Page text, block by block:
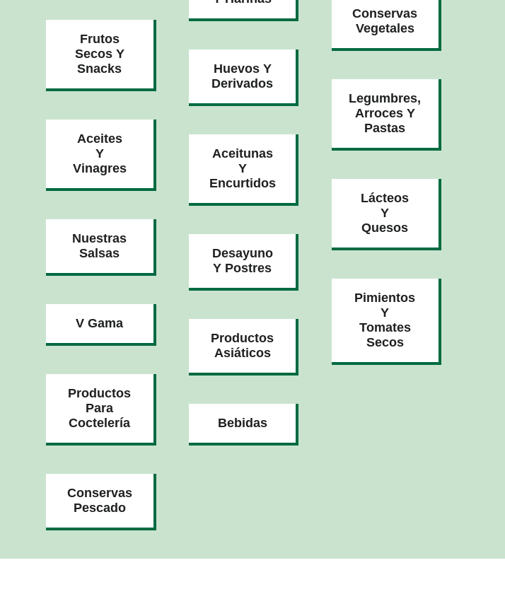
Frutos
Secos Y
Snacks
Aceites
Y
Vinagres
Nuestras
Salsas
V Gama
Productos
Para
Coctelería
Conservas
Pescado
Huevos Y
Derivados
Aceitunas
Y
Encurtidos
Desayuno
Y Postres
Productos
Asiáticos
Bebidas
Conservas
Vegetales
Legumbres,
Arroces Y
Pastas
Lácteos
Y
Quesos
Pimientos
Y
Tomates
Secos